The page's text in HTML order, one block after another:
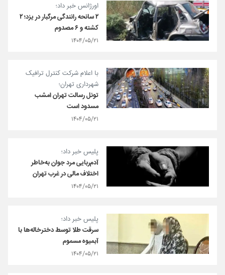
اورژانس خبر داد؛
۲ سانحه رانندگی مرگبار در یزد؛ ۲
کشته و ۶ مصدوم
۱۴۰۴/۰۵/۲۱
با اعلام شرکت کنترل ترافیک
شهرداری تهران؛
تونل رسالت تهران امشب
مسدود است
۱۴۰۴/۰۵/۲۱
پلیس خبر داد؛
آدم‌ربایی مرد جوان به‌خاطر
اختلاف مالی در غرب تهران
۱۴۰۴/۰۵/۲۱
پلیس خبر داد؛
سرقت طلا توسط دخترخاله‌ها با
آبمیوه‌ مسموم
۱۴۰۴/۰۵/۲۱